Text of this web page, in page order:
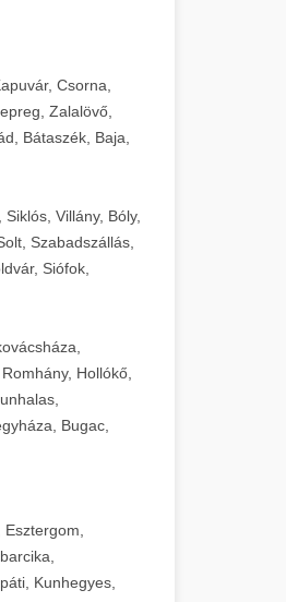
Csorna,
Zalalövő,
Bátaszék, Baja,
Villány, Bóly,
Szabadszállás,
Siófok,
Hollókő,
Bugac,
Kunhegyes,